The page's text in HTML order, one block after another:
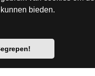
bieden.